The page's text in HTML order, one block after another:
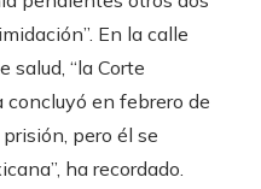
En la calle
salud, “la Corte
en febrero de
pero él se
ha recordado.